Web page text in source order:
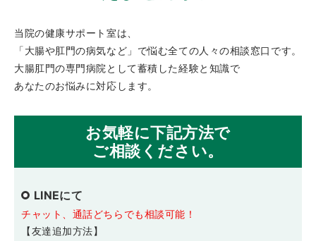
当院の健康サポート室は、
「大腸や肛門の病気など」で悩む全ての人々の相談窓口です。
大腸肛門の専門病院として蓄積した経験と知識で
あなたのお悩みに対応します。
お気軽に下記方法で
ご相談ください。
LINEにて
チャット、通話どちらでも相談可能！
【友達追加方法】